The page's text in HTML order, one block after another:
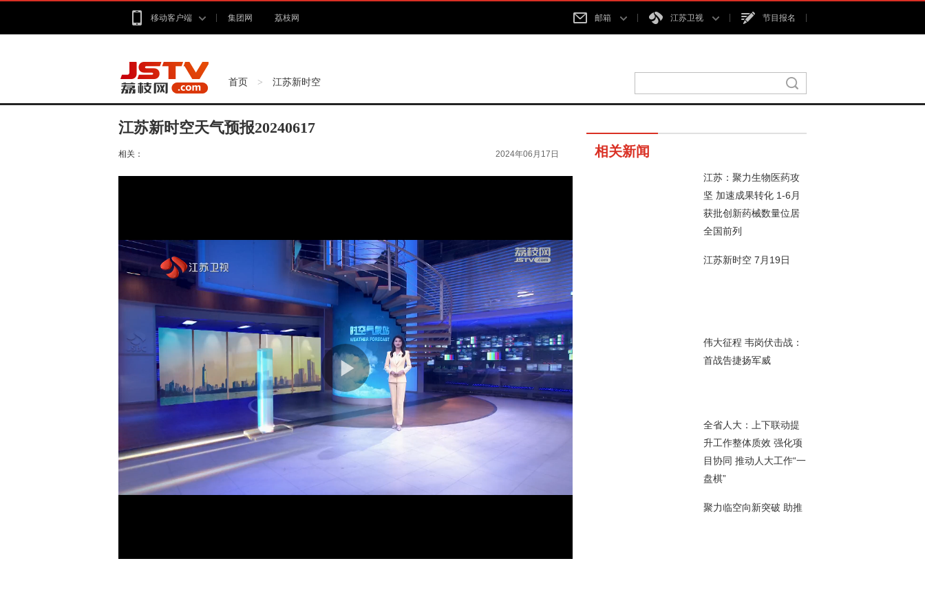
移动客户端 集团网 荔枝网 邮箱 江苏卫视 节目报名
首页 > 江苏新时空
江苏新时空天气预报20240617
相关： 2024年06月17日 相关新闻
江苏：聚力生物医药攻
坚 加速成果转化 1-6月
获批创新药械数量位居
全国前列
江苏新时空 7月19日
伟大征程 韦岗伏击战：
首战告捷扬军威
全省人大：上下联动提
升工作整体质效 强化项
目协同 推动人大工作“一
盘棋”
聚力临空向新突破 助推